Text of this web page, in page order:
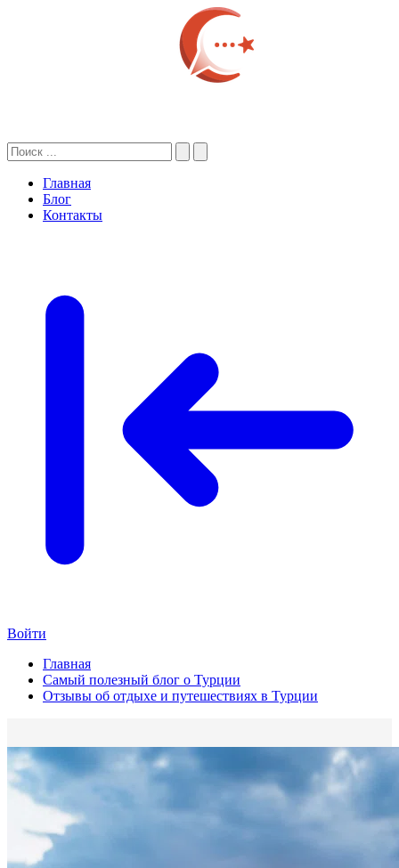
Главная
Блог
Контакты
Войти
Главная
Самый полезный блог о Турции
Отзывы об отдыхе и путешествиях в Турции